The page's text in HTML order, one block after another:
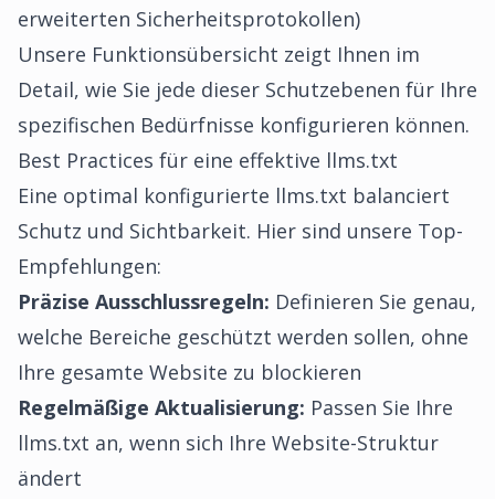
erweiterten Sicherheitsprotokollen)
Unsere Funktionsübersicht zeigt Ihnen im
Detail, wie Sie jede dieser Schutzebenen für Ihre
spezifischen Bedürfnisse konfigurieren können.
Best Practices für eine effektive llms.txt
Eine optimal konfigurierte llms.txt balanciert
Schutz und Sichtbarkeit. Hier sind unsere Top-
Empfehlungen:
Präzise Ausschlussregeln: Definieren Sie genau,
welche Bereiche geschützt werden sollen, ohne
Ihre gesamte Website zu blockieren
Regelmäßige Aktualisierung: Passen Sie Ihre
llms.txt an, wenn sich Ihre Website-Struktur
ändert